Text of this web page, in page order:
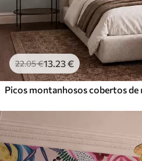
22.05€13 .23€